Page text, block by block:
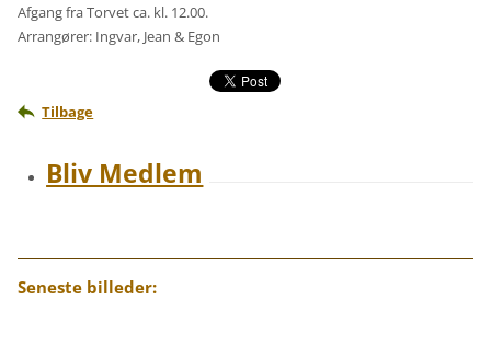
Afgang fra Torvet ca. kl. 12.00.
Arrangører: Ingvar, Jean & Egon
Tilbage
Bliv Medlem
Seneste billeder: